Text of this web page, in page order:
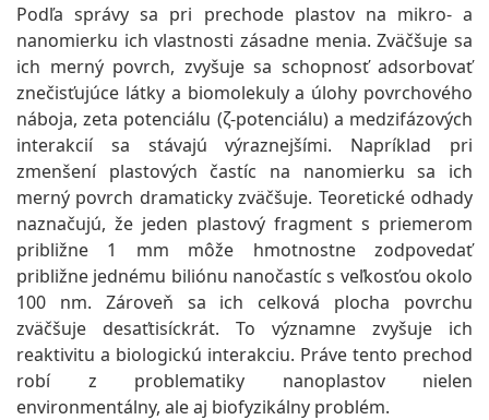
Podľa správy sa pri prechode plastov na mikro- a
nanomierku ich vlastnosti zásadne menia. Zväčšuje sa
ich merný povrch, zvyšuje sa schopnosť adsorbovať
znečisťujúce látky a biomolekuly a úlohy povrchového
náboja, zeta potenciálu (ζ-potenciálu) a medzifázových
interakcií sa stávajú výraznejšími. Napríklad pri
zmenšení plastových častíc na nanomierku sa ich
merný povrch dramaticky zväčšuje. Teoretické odhady
naznačujú, že jeden plastový fragment s priemerom
približne 1 mm môže hmotnostne zodpovedať
približne jednému biliónu nanočastíc s veľkosťou okolo
100 nm. Zároveň sa ich celková plocha povrchu
zväčšuje desaťtisíckrát. To významne zvyšuje ich
reaktivitu a biologickú interakciu. Práve tento prechod
robí z problematiky nanoplastov nielen
environmentálny, ale aj biofyzikálny problém.